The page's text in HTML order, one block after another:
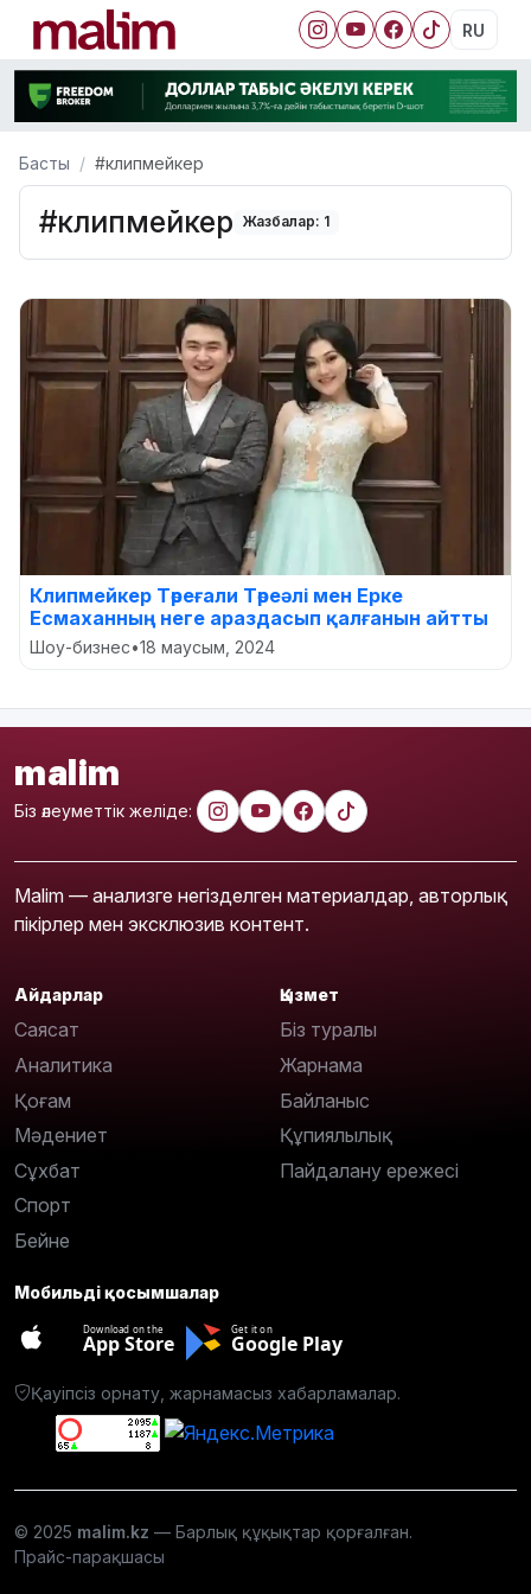
RU
Басты #клипмейкер
#клипмейкер Жазбалар: 1
Клипмейкер Төреғали Төреәлі мен Ерке
Есмаханның неге араздасып қалғанын айтты
Шоу-бизнес•18 маусым, 2024
malim
Біз әлеуметтік желіде:
Malim — анализге негізделген материалдар, авторлық
пікірлер мен эксклюзив контент.
Айдарлар
Саясат
Аналитика
Қоғам
Мәдениет
Сұхбат
Спорт
Бейне
Қызмет
Біз туралы
Жарнама
Байланыс
Құпиялылық
Пайдалану ережесі
Мобильді қосымшалар
Download on the
App Store
Get it on
Google Play
Қауіпсіз орнату, жарнамасыз хабарламалар.
© 2025 malim.kz — Барлық құқықтар қорғалған.
Прайс-парақшасы